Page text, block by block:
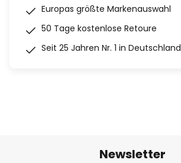
Europas größte Markenauswahl
50 Tage kostenlose Retoure
Seit 25 Jahren Nr. 1 in Deutschland
Newsletter